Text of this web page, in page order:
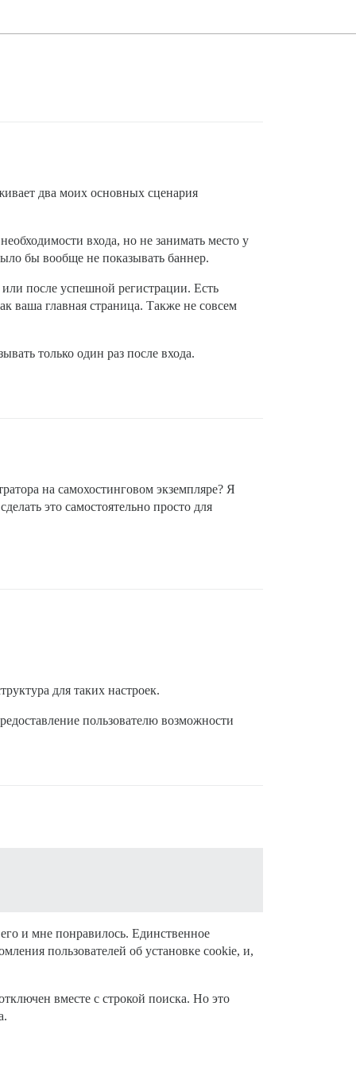
два моих основных сценария
входа, но не занимать место у
бы вообще не показывать баннер.
после успешной регистрации. Есть
ваша главная страница. Также не совсем
только один раз после входа.
на самохостинговом экземпляре? Я
это самостоятельно просто для
для таких настроек.
пользователю возможности
и мне понравилось. Единственное
пользователей об установке cookie, и,
вместе с строкой поиска. Но это